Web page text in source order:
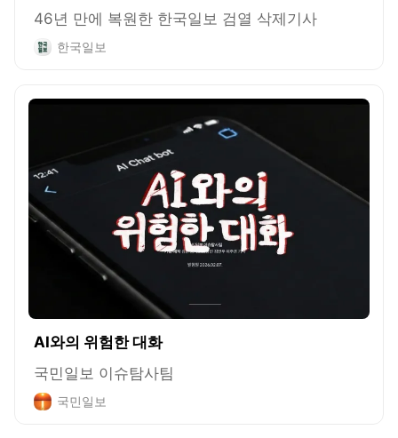
46년 만에 복원한 한국일보 검열 삭제기사
한국일보
AI와의 위험한 대화
국민일보 이슈탐사팀
국민일보